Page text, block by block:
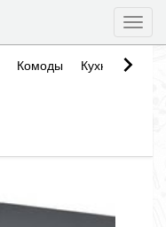
Комоды Кухни